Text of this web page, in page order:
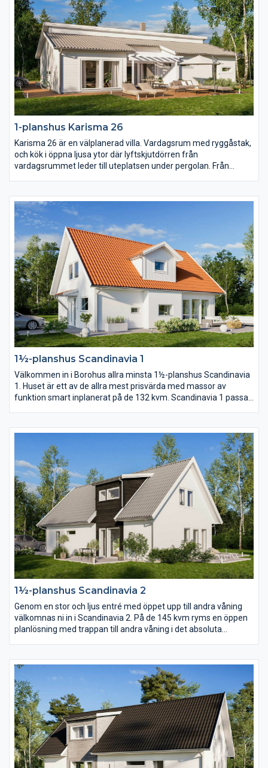
1-planshus Karisma 26
Karisma 26 är en välplanerad villa. Vardagsrum med ryggåstak,
och kök i öppna ljusa ytor där lyftskjutdörren från
vardagsrummet leder till uteplatsen under pergolan. Från
klädvården, en klädvård i generös storlek. Separerat från
gemensamhetsytorna ligger sovrummen och allrum.
1½-planshus Scandinavia 1
Välkommen in i Borohus allra minsta 1½-planshus Scandinavia
1. Huset är ett av de allra mest prisvärda med massor av
funktion smart inplanerat på de 132 kvm. Scandinavia 1 passar
den finaste delen av trädgården eller utsikten.
1½-planshus Scandinavia 2
Genom en stor och ljus entré med öppet upp till andra våning
välkomnas ni in i Scandinavia 2. På de 145 kvm ryms en öppen
planlösning med trappan till andra våning i det absoluta